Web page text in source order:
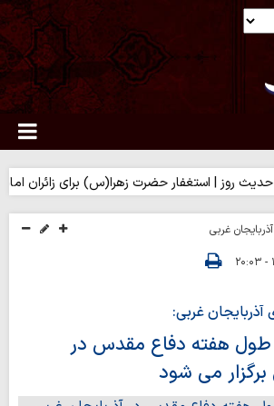
| استغفار حضرت زهرا(س) برای زائران امام
آذربایجان غربی
غربی:
در طول هفته دفاع مقدس در
برگزار می شود